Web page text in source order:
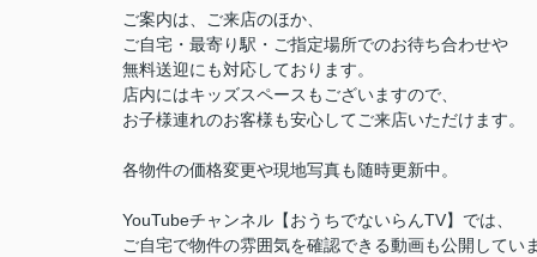
ご案内は、ご来店のほか、
ご自宅・最寄り駅・ご指定場所でのお待ち合わせや
無料送迎にも対応しております。
店内にはキッズスペースもございますので、
お子様連れのお客様も安心してご来店いただけます。
各物件の価格変更や現地写真も随時更新中。
YouTubeチャンネル【おうちでないらんTV】では、
ご自宅で物件の雰囲気を確認できる動画も公開してい